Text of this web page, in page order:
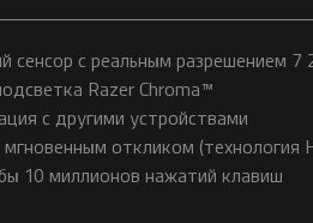
сенсор с реальным разрешением 7
Razer Chroma™
с другими устройствами
мгновенным откликом (технология
10 миллионов нажатий клавиш